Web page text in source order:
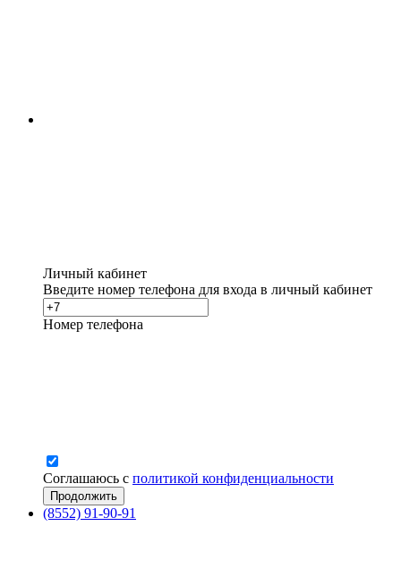
Личный кабинет
Введите номер телефона для входа в личный кабинет
Номер телефона
Соглашаюсь с политикой конфиденциальности
(8552) 91-90-91